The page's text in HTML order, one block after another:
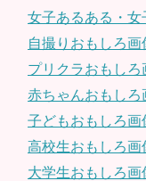
女子あるある・女
自撮りおもしろ画
プリクラおもしろ
赤ちゃんおもしろ
子どもおもしろ画
高校生おもしろ画
大学生おもしろ画